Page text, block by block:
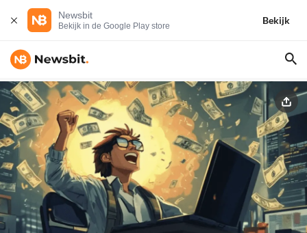
Newsbit
Bekijk in de Google Play store
Bekijk